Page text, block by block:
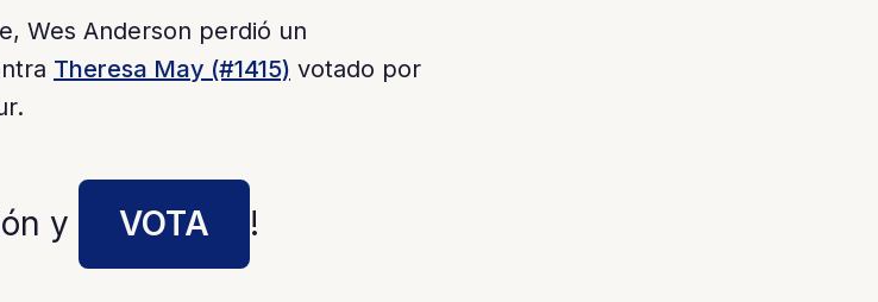
Wes Anderson perdió un
Theresa May (#1415) votado por
y VOTA !